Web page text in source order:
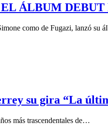
ÁLBUM DEBUT
como de Fugazi, lanzó
su gira “La
más trascendentales de…